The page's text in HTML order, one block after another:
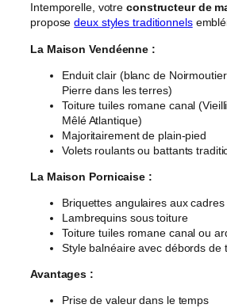
Intemporelle, votre constructeur de
proposedeux styles traditionnels
La Maison Vendéenne :
Enduit clair (blanc de
Pierre dans les terres)
Toiture tuiles romane canal
Mêlé Atlantique)
Majoritairement de plain-pied
Volets roulants ou battants
La Maison Pornicaise :
Briquettes angulaires aux
Lambrequins sous toiture
Toiture tuiles romane canal ou
Style balnéaire avec débords de
Avantages :
Prise de valeur dans le temps